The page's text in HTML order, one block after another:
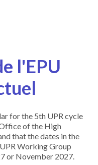
l'EPU
for the 5th UPR cycle
of the High
that the dates in the
Working Group
or November 2027.